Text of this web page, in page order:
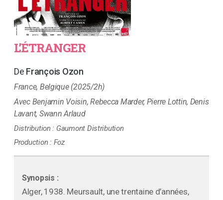
LʼÉTRANGER
François Ozon
France, Belgique (2025/2h)
Benjamin Voisin, Rebecca Marder, Pierre Lottin, Denis
Lavant, Swann Arlaud
Distribution : Gaumont Distribution
Production : Foz
Synopsis :
Alger, 1938. Meursault, une trentaine d’années,